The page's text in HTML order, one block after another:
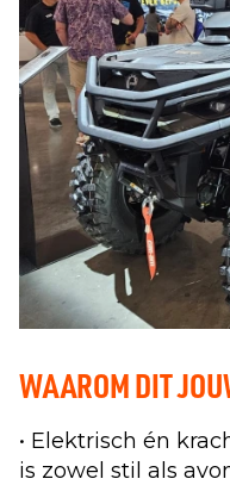
WAAROM DIT
• Elektrisch én
is zowel stil als